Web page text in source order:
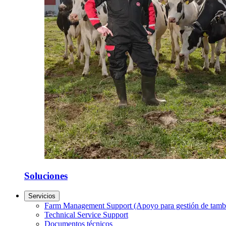
Soluciones
Servicios
Farm Management Support (Apoyo para gestión de
Technical Service Support
Documentos técnicos